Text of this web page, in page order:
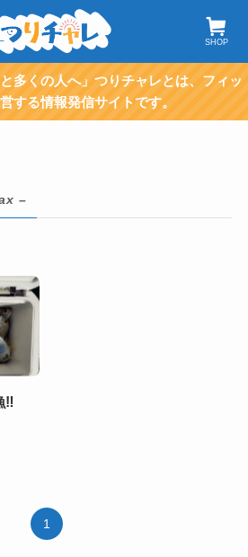
SHOP
多くの人へ」つりチャレとは、フィッ
する情報発信サイトです。
–
‼️
1